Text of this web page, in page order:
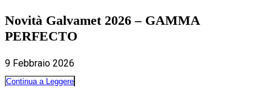
Novità Galvamet 2026 – GAMMA
PERFECTO
9 Febbraio 2026
Continua a Leggere